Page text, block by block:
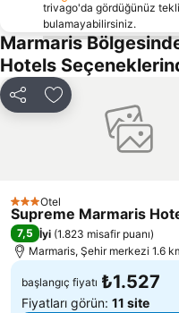
Caretta Caretta Dalyan Culture and Tourism
Dalyanağzı
Marmaris fountain
Dalyan Camii
Rhodes City Tour
Traditional Settlement of Chora of Symi
Symi Island One day
Saint Emilianos
trivago'da gördüğünüz
bulamayabilirsiniz.
Marmaris
Hotels
Paylaş Favorilerime ekle
3 YıldızOtel
Supreme Marmaris
7,5 İyi (1.823 misafir puanı)
Marmaris, Şehir merkezi 1.6
başlangıç fiyatı ₺1.527
Fiyatları görün: 11 site